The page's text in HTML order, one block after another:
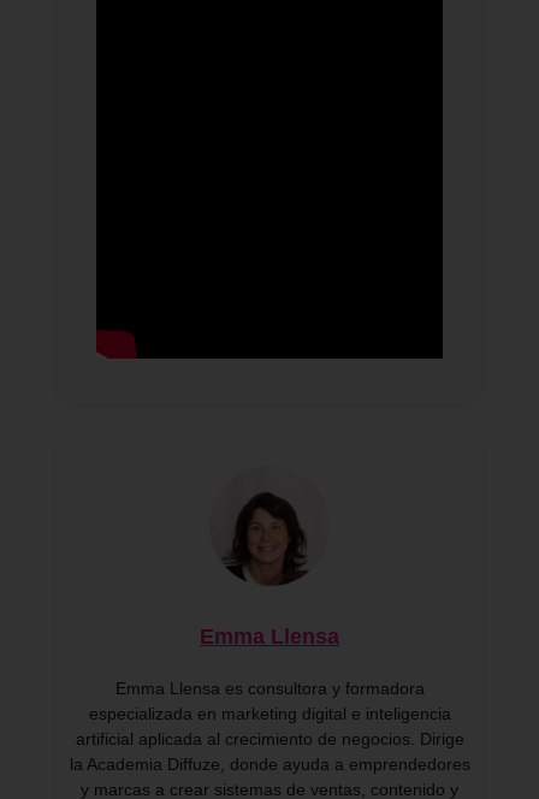
Emma Llensa
Emma Llensa es consultora y formadora
especializada en marketing digital e inteligencia
artificial aplicada al crecimiento de negocios. Dirige
la Academia Diffuze, donde ayuda a emprendedores
y marcas a crear sistemas de ventas, contenido y